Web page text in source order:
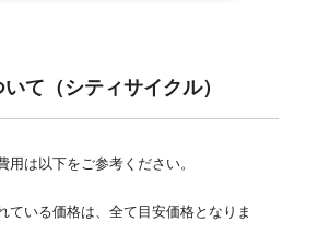
て（シティサイクル）
用は以下をご参考ください。
ている価格は、全て目安価格となりま